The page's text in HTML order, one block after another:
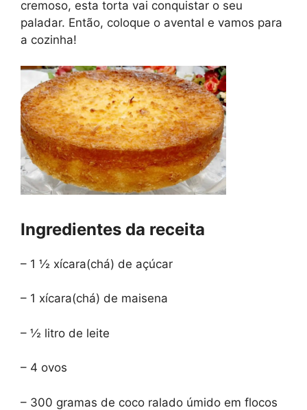
cremoso, esta torta vai conquistar o seu
paladar. Então, coloque o avental e vamos para
a cozinha!
Ingredientes da receita
– 1 ½ xícara(chá) de açúcar
– 1 xícara(chá) de maisena
– ½ litro de leite
– 4 ovos
– 300 gramas de coco ralado úmido em flocos